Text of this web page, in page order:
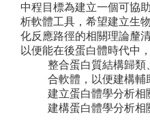
中程目標為建立一個可協
析軟體工具，希望建立生
化反應路徑的相關理論釐
以便能在後蛋白體時代中
整合蛋白質結構歸類
合軟體，以便建構輔
建立蛋白體學分析相
建構蛋白體學分析相